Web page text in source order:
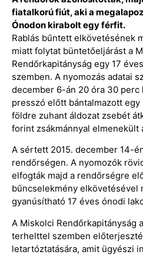
fiatalkorú fiút, aki a
Ónodon kirabolt egy férfit.
Rablás bűntett elkövetésének
miatt folytat büntetőeljárást a
Rendőrkapitányság egy 17
szemben. A nyomozás adatai
december 6-án 20 óra 30
presszó előtt bántalmazott
földre zuhant áldozat zsebét
forint zsákmánnyal elmenekült
A sértett 2015. december 14-
rendőrségen. A nyomozók
elfogták majd a rendőrségre
bűncselekmény elkövetésével
gyanúsítható 17 éves ónodi
A Miskolci Rendőrkapitányság
terhelttel szemben
letartóztatására, amit ügyészi